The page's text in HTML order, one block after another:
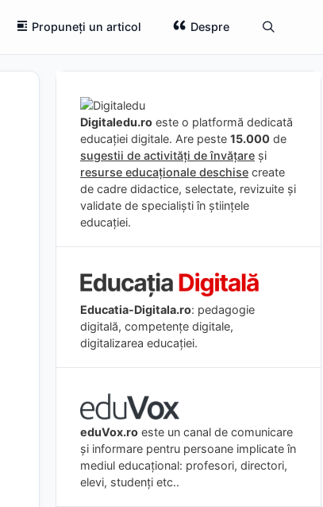
Propuneți un articol Despre
Digitaledu.ro este o platformă dedicată
educației digitale. Are peste 15.000 de
sugestii de activități de învățare și
resurse educaționale deschise create
de cadre didactice, selectate, revizuite și
validate de specialiști în științele
educației.
Educatia-Digitala.ro: pedagogie
digitală, competențe digitale,
digitalizarea educației.
eduVox.ro este un canal de comunicare
și informare pentru persoane implicate în
mediul educațional: profesori, directori,
elevi, studenți etc..